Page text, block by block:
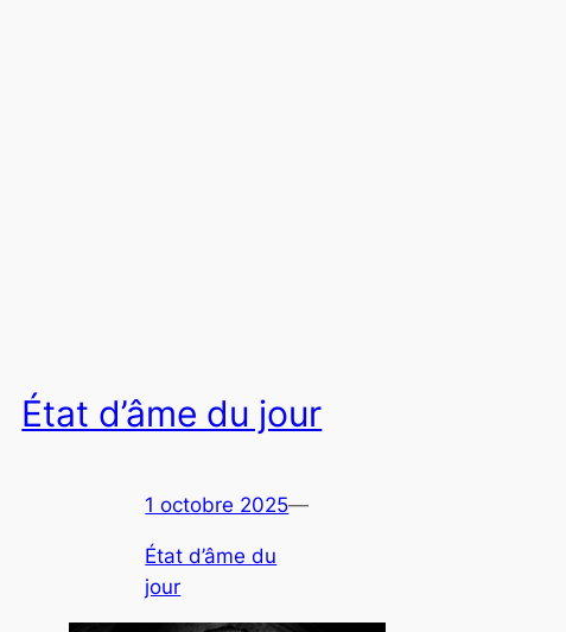
État d’âme du jour
1 octobre 2025—
État d’âme du
jour